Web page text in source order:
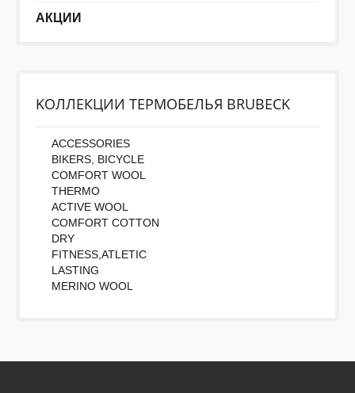
АКЦИИ
KОЛЛЕКЦИИ ТЕРМОБЕЛЬЯ BRUBECK
ACCESSORIES
BIKERS, BICYCLE
COMFORT WOOL
THERMO
ACTIVE WOOL
COMFORT COTTON
DRY
FITNESS,ATLETIC
LASTING
MERINO WOOL